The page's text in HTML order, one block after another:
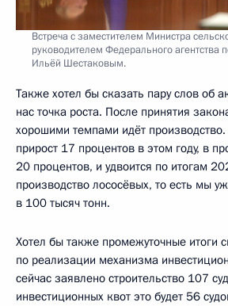
Встреча с заместителем Министра
руководителем Федерального агентства
Ильёй Шестаковым.
Также хотел бы сказать пару слов об
нас точка роста. После принятия
хорошими темпами идёт
прирост 17 процентов в этом году, в
20 процентов, и удвоится по итогам
производство лососёвых, то есть мы
в 100 тысяч тонн.
Хотел бы также промежуточные итоги
по реализации механизма
сейчас заявлено строительство 107
инвестиционных квот это будет 56